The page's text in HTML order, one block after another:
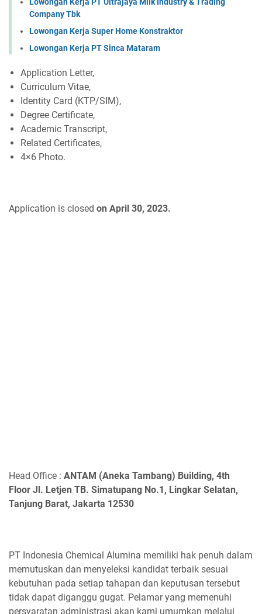
Company Tbk
Lowongan Kerja Super Home Konstraktor
Lowongan Kerja PT Sinca Mataram
Application Letter,
Curriculum Vitae,
Identity Card (KTP/SIM),
Degree Certificate,
Academic Transcript,
Related Certificates,
4×6 Photo.
Application is closed on April 30, 2023.
Head Office : ANTAM (Aneka Tambang) Building, 4th
Floor Jl. Letjen TB. Simatupang No.1, Lingkar Selatan,
Tanjung Barat, Jakarta 12530
PT Indonesia Chemical Alumina memiliki hak penuh dalam
memutuskan dan menyeleksi kandidat terbaik sesuai
kebutuhan pada setiap tahapan dan keputusan tersebut
tidak dapat diganggu gugat. Pelamar yang memenuhi
persyaratan administrasi akan kami umumkan melalui